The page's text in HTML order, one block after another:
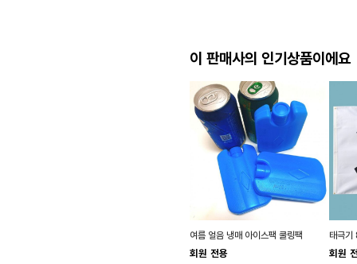
이 판매사의 인기상품이에요
여름 얼음 냉매 아이스팩 쿨링팩
회원 전용
태극
회원